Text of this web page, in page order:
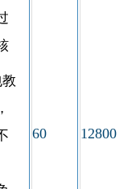
60 12800